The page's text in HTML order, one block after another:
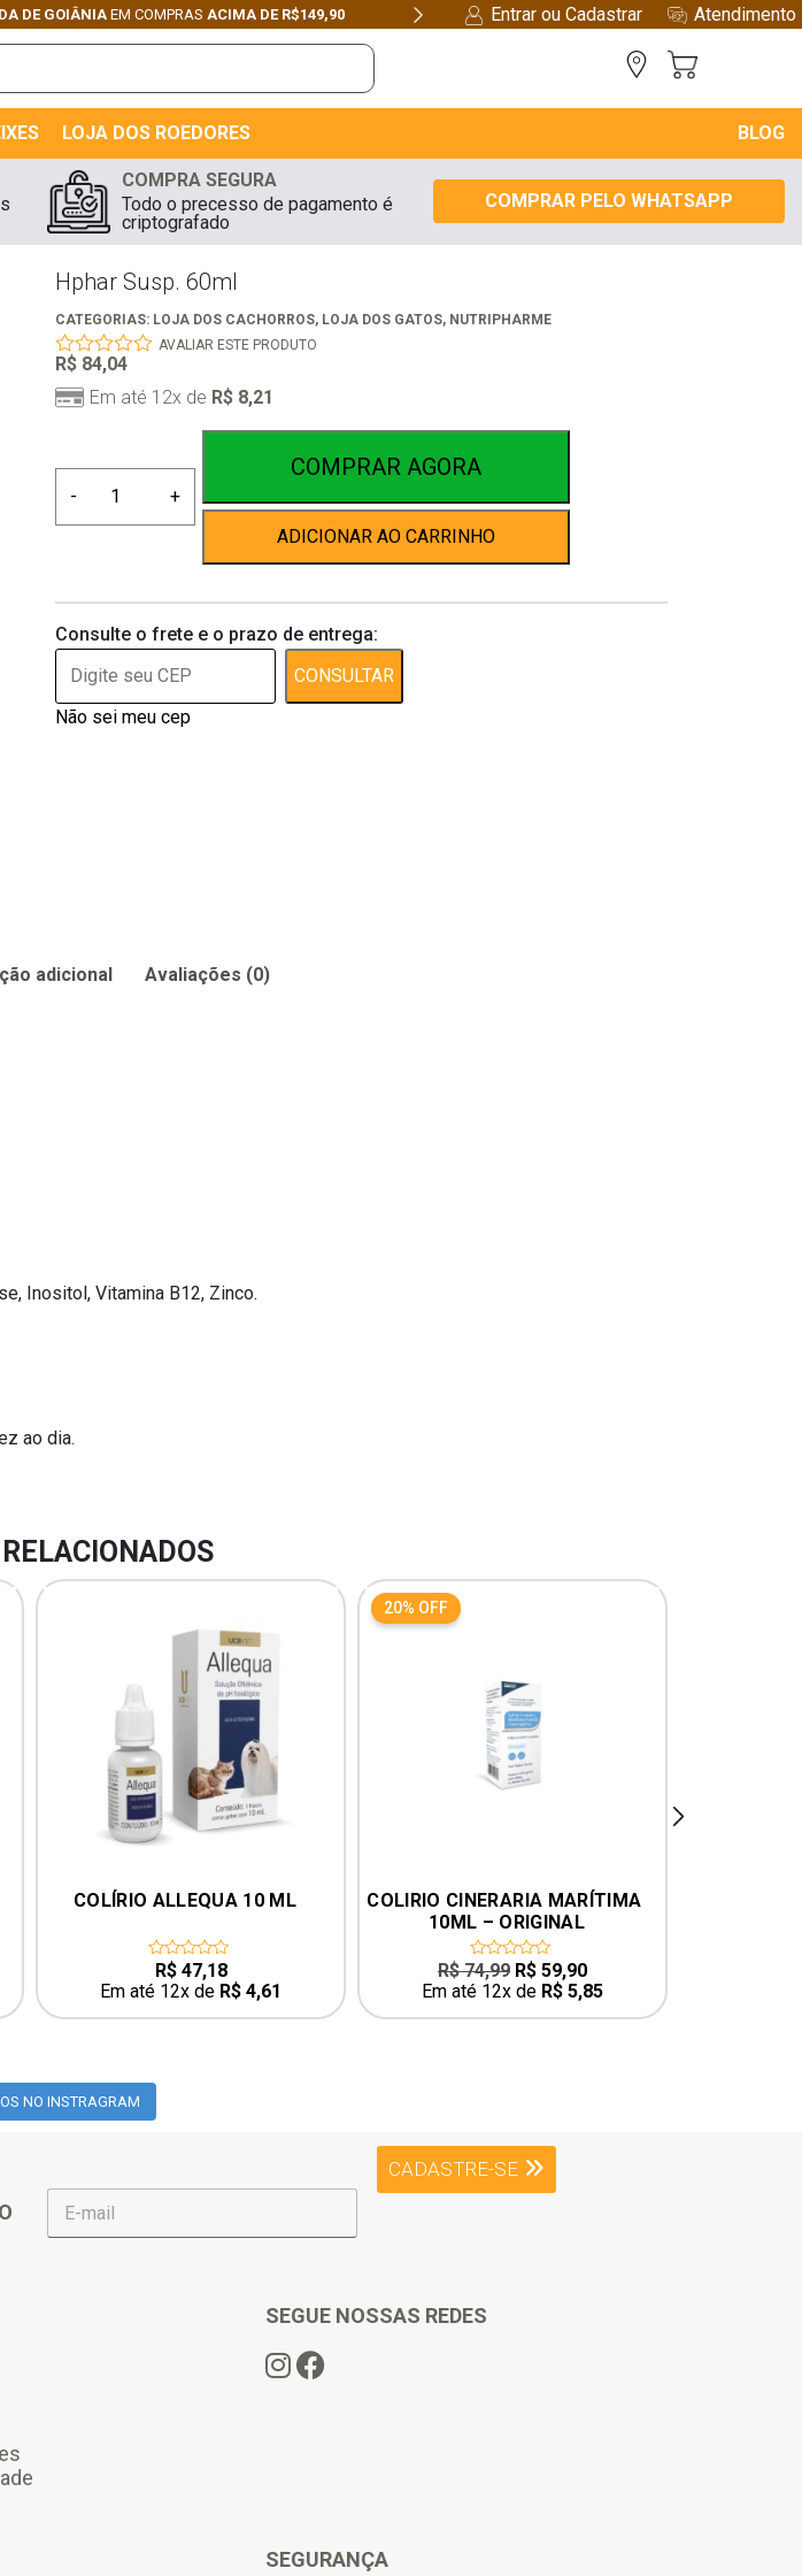
COMPRASACIMA DE R$149,90
Next
Entrar ou Cadastrar
Atendimento
LOJA DOS ROEDORES BLOG
COMPRA SEGURA
Todo o precesso de pagamento é
criptografado
COMPRAR PELO WHATSAPP
Hphar Susp. 60ml
CATEGORIAS: LOJA DOS CACHORROS, LOJA DOS GATOS, NUTRIPHARME
0
out
of
AVALIAR ESTE PRODUTO
R$ 84,04
Em até 12x de R$ 8,21
-
Susp.
+
COMPRAR AGORA
ADICIONAR AO CARRINHO
Consulte o frete e o prazo de entrega:
CONSULTAR
Não sei meu cep
adicional Avaliações (0)
Inositol, Vitamina B12, Zinco.
ao dia.
COLÍRIO ALLEQUA 10 ML
0
out
of
5
R$47,18
Em até 12x de R$ 4,61
20% OFF
COLIRIO CINERARIA MARÍTIMA
10ML – ORIGINAL
0
out
of
5
R$74,99 O
preço
R$ 59,90O
preço
Em até 12x de R$ 5,85
next
NO INSTRAGRAM
E
m
CADASTRE-SE
SEGUE NOSSAS REDES
SEGURANÇA